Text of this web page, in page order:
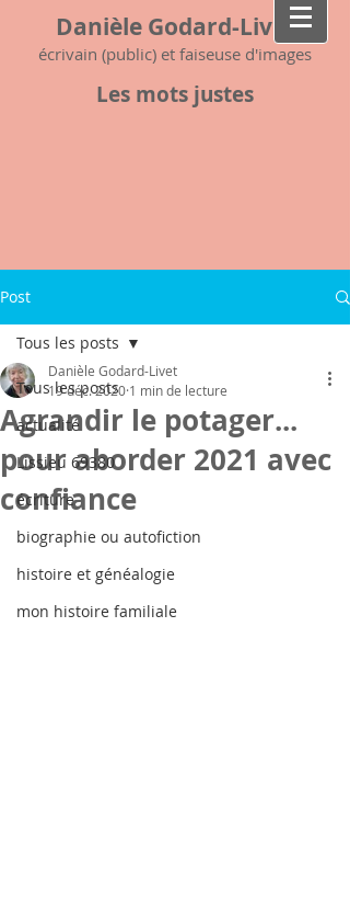
Danièle Godard-Livet
écrivain (public) et faiseuse d'images
Les mots justes
Post
Tous les posts
actualité
Lissieu 69380
écriture
biographie ou autofiction
histoire et généalogie
mon histoire familiale
Tous les posts
Agrandir le potager...
pour aborder 2021 avec
confiance
Danièle Godard-Livet
19 déc. 2020 1 min de lecture